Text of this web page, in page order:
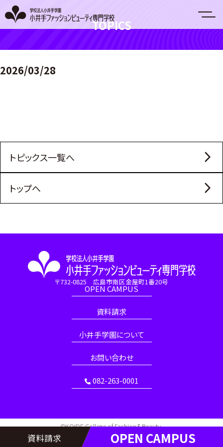
content
TOPICS
2026/03/28
トピックス一覧へ arrow_forward_ios
トップへ arrow_forward_ios
〒732-0825 広島市南区金屋町1番20号
OPEN CAMPUS
資料請求
小井手学園について
お問い合わせ
082-263-0001
©KOIDE College of Fashion＆Beauty.
資料請求 OPEN CAMPUS